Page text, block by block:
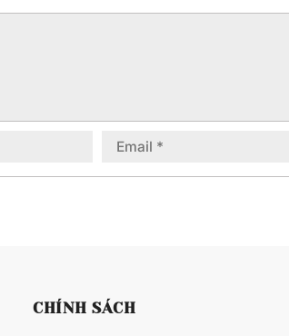
CHÍNH SÁCH